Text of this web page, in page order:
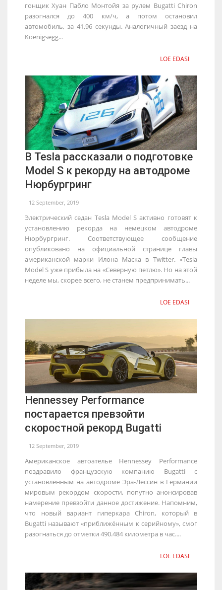
гонщик Хуан Пабло Монтойя за рулем Bugatti Chiron
разогнался до 400 км/ч, а потом остановил
автомобиль, за 41,96 секунды. Аналогичный заезд на
Koenigsegg...
LOE EDASI
В Tesla рассказали о подготовке
Model S к рекорду на автодроме
Нюрбургринг
12 September, 2019
Электрический седан Tesla Model S активно готовят к
установлению рекорда на немецком автодроме
Нюрбургринг. Соответствующее сообщение
опубликовано на официальной странице главы
американской марки Илона Маска в Twitter. «Tesla
Model S уже прибыла на «Северную петлю». Но на этой
неделе мы, скорее всего, не станем предпринимать...
LOE EDASI
Hennessey Performance
постарается превзойти
скоростной рекорд Bugatti
12 September, 2019
Американское автоателье Hennessey Performance
поздравило французскую компанию Bugatti с
установленным на автодроме Эра-Лессин в Германии
мировым рекордом скорости, попутно анонсировав
намерение превзойти данное достижение. Напомним,
что новый вариант гиперкара Chiron, который в
Bugatti называют «приближённым к серийному», смог
разогнаться до отметки 490.484 километра в час....
LOE EDASI